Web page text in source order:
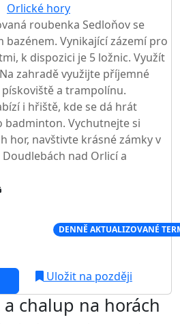
Orlické hory
roubenka Sedloňov se
bazénem. Vynikající zázemí pro
k dispozici je 5 ložnic. Využít
zahradě využijte příjemné
a trampolínu.
i hřiště, kde se dá hrát
badminton. Vychutnejte si
hor, navštivte krásné zámky v
nad Orlicí a
DENNĚ AKTUALIZOVANÉ
Uložit na později
chalup na horách